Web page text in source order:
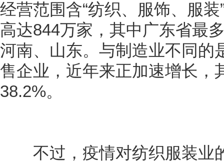
经营范围含“纺织、服饰、服
高达844万家，其中广东省最
河南、山东。与制造业不同的
售企业，近年来正加速增长，
38.2%。
不过，疫情对纺织服装业